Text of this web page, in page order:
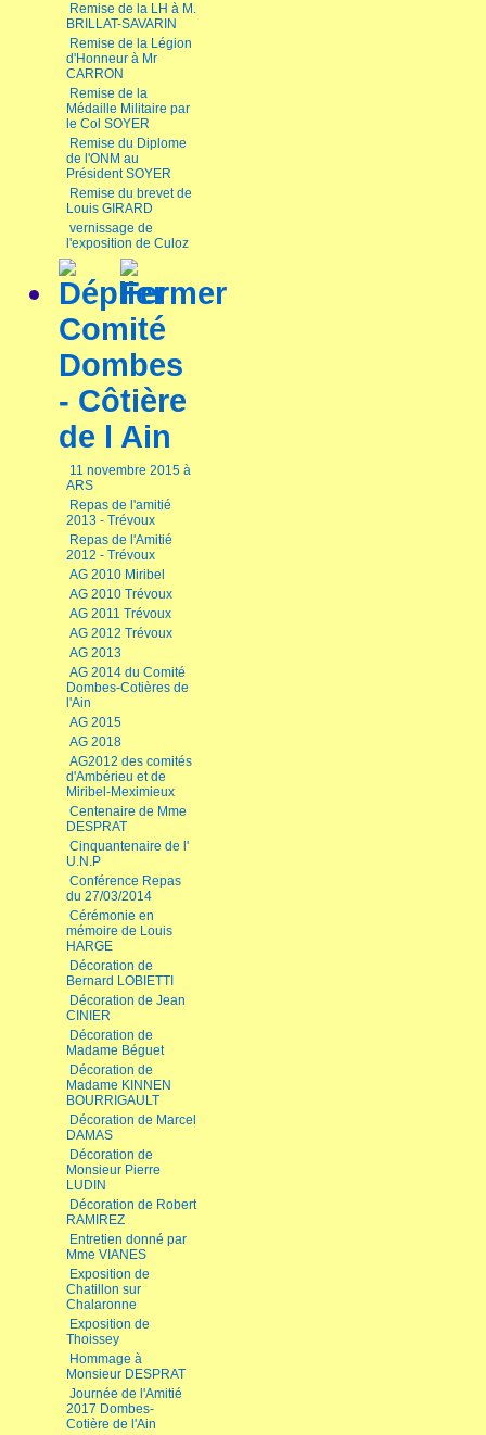
Remise de la LH à M.
BRILLAT-SAVARIN
Remise de la Légion
d'Honneur à Mr
CARRON
Remise de la
Médaille Militaire par
le Col SOYER
Remise du Diplome
de l'ONM au
Président SOYER
Remise du brevet de
Louis GIRARD
vernissage de
l'exposition de Culoz
Comité
Dombes
- Côtière
de l Ain
11 novembre 2015 à
ARS
Repas de l'amitié
2013 - Trévoux
Repas de l'Amitié
2012 - Trévoux
AG 2010 Miribel
AG 2010 Trévoux
AG 2011 Trévoux
AG 2012 Trévoux
AG 2013
AG 2014 du Comité
Dombes-Cotières de
l'Ain
AG 2015
AG 2018
AG2012 des comités
d'Ambérieu et de
Miribel-Meximieux
Centenaire de Mme
DESPRAT
Cinquantenaire de l'
U.N.P
Conférence Repas
du 27/03/2014
Cérémonie en
mémoire de Louis
HARGE
Décoration de
Bernard LOBIETTI
Décoration de Jean
CINIER
Décoration de
Madame Béguet
Décoration de
Madame KINNEN
BOURRIGAULT
Décoration de Marcel
DAMAS
Décoration de
Monsieur Pierre
LUDIN
Décoration de Robert
RAMIREZ
Entretien donné par
Mme VIANES
Exposition de
Chatillon sur
Chalaronne
Exposition de
Thoissey
Hommage à
Monsieur DESPRAT
Journée de l'Amitié
2017 Dombes-
Cotière de l'Ain